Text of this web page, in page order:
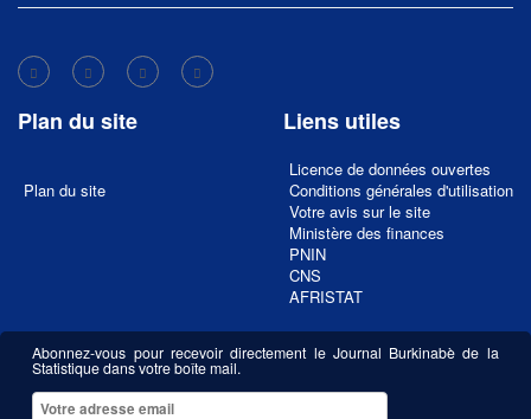
Plan du site
Plan du site
Liens utiles
Licence de données ouvertes
Conditions générales d'utilisation
Votre avis sur le site
Ministère des finances
PNIN
CNS
AFRISTAT
Abonnez-vous pour recevoir directement le Journal Burkinabè de la
Statistique dans votre boîte mail.